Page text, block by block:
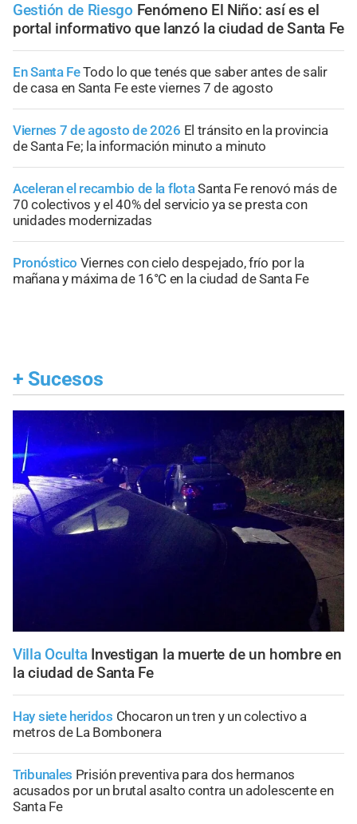
Gestión de Riesgo Fenómeno El Niño: así es el
portal informativo que lanzó la ciudad de Santa Fe
En Santa FeTodo lo que tenés que saber antes de salir
de casa en Santa Fe este viernes 7 de agosto
Viernes 7 de agosto de 2026 El tránsito en la provincia
de Santa Fe; la información minuto a minuto
Aceleran el recambio de la flotaSanta Fe renovó más de
70 colectivos y el 40% del servicio ya se presta con
unidades modernizadas
Pronóstico Viernes con cielo despejado, frío por la
mañana y máxima de 16°C en la ciudad de Santa Fe
+ Sucesos
Villa Oculta Investigan la muerte de un hombre en
la ciudad de Santa Fe
Hay siete heridos Chocaron un tren y un colectivo a
metros de La Bombonera
Tribunales Prisión preventiva para dos hermanos
acusados por un brutal asalto contra un adolescente en
Santa Fe